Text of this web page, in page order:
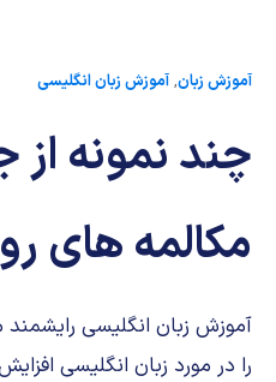
آموزش زبان,آموزش زبان انگلیسی
چند نمونه از
مکالمه های
آموزش زبان انگلیسی
را در مورد زبان انگلیسی